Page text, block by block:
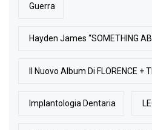
Guerra
Hayden James “SOMETHING
Il Nuovo Album Di FLORENCE +
Implantologia Dentaria